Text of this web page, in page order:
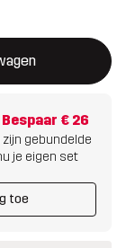
van een
Bespaar € 26
gebundelde
je eigen set
toe